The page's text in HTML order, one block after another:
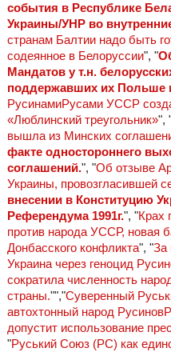
события в Республике
Украины/УНР во
странам Балтии надо быть
содеянное в Белоруссии", "
Мандатов у т.н.
поддержавших их Польше
РусинамиРусами УССР
«Люблинский треугольник»",
вышла из Минских
факте одностороннего
соглашений.", "Об отзыве
Украины, провозгласившей
внесении в Конституцию
Референдума 1991г.", "Крах
против народа УССР, новая
Донбасского конфликта", "За
Украина через геноцид
сократила численность
страны."","Суверенный
автохтонный народ
допустит использование
"Руський Союз (РС) как